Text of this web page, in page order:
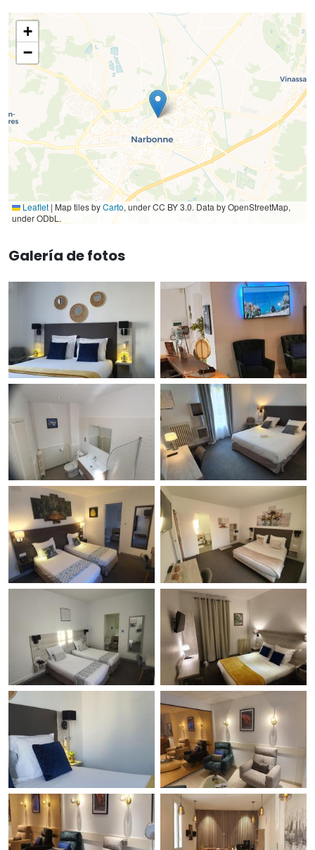
+
−
Leaflet | Map tiles byCarto, under CC BY 3.0. Data by OpenStreetMap,
under ODbL.
Galería de fotos